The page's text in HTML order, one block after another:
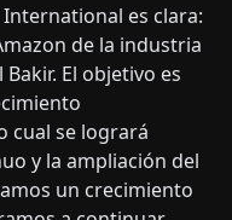
es clara:
de la industria
El objetivo es
cual se logrará
y la ampliación del
un crecimiento